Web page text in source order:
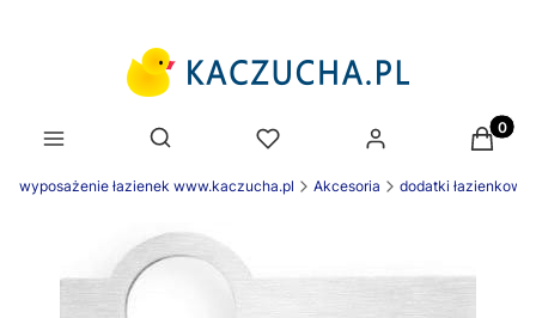
Otwórz wyszukiwarkę
wyposażenie łazienek www.kaczucha.pl Akcesoria dodatki łazienkowe